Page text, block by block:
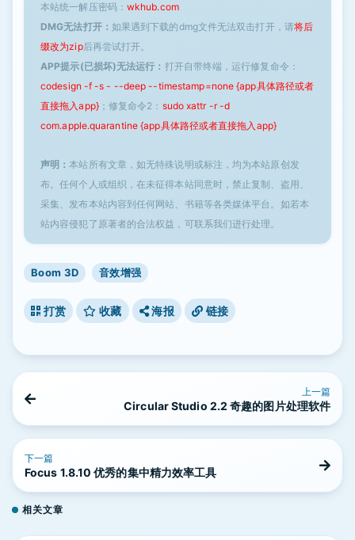
本站统一解压密码： wkhub.com
DMG无法打开： 如果遇到下载的dmg文件无法双击打开，请将后
缀改为zip后再尝试打开。
APP提示(已损坏)无法运行： 打开自带终端，运行修复命令：
codesign -f -s - --deep --timestamp=none {app具体路径或者
直接拖入app}；修复命令2： sudo xattr -r -d
com.apple.quarantine {app具体路径或者直接拖入app}
声明：本站所有文章，如无特殊说明或标注，均为本站原创发
布。任何个人或组织，在未征得本站同意时，禁止复制、盗用、
采集、发布本站内容到任何网站、书籍等各类媒体平台。如若本
站内容侵犯了原著者的合法权益，可联系我们进行处理。
Boom 3D 音效增强
打赏 收藏 海报 链接
上一篇
Circular Studio 2.2 奇趣的图片处理软件
下一篇
Focus 1.8.10 优秀的集中精力效率工具
相关文章